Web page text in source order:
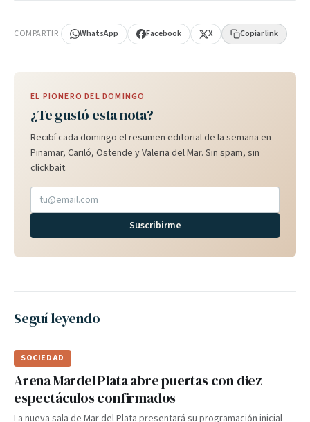
COMPARTIR WhatsApp Facebook X Copiar link
EL PIONERO DEL DOMINGO
¿Te gustó esta nota?
Recibí cada domingo el resumen editorial de la semana en
Pinamar, Cariló, Ostende y Valeria del Mar. Sin spam, sin
clickbait.
Suscribirme
Seguí leyendo
SOCIEDAD
Arena Mardel Plata abre puertas con diez
espectáculos confirmados
La nueva sala de Mar del Plata presentará su programación inicial